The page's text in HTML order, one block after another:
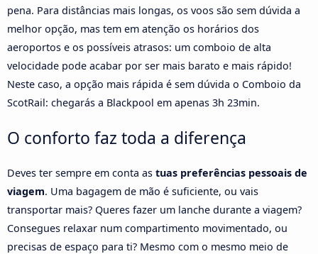
pena. Para distâncias mais longas, os voos são sem dúvida a
melhor opção, mas tem em atenção os horários dos
aeroportos e os possíveis atrasos: um comboio de alta
velocidade pode acabar por ser mais barato e mais rápido!
Neste caso, a opção mais rápida é sem dúvida o Comboio da
ScotRail: chegarás a Blackpool em apenas 3h 23min.
O conforto faz toda a diferença
Deves ter sempre em conta as tuas preferências pessoais de
viagem. Uma bagagem de mão é suficiente, ou vais
transportar mais? Queres fazer um lanche durante a viagem?
Consegues relaxar num compartimento movimentado, ou
precisas de espaço para ti? Mesmo com o mesmo meio de